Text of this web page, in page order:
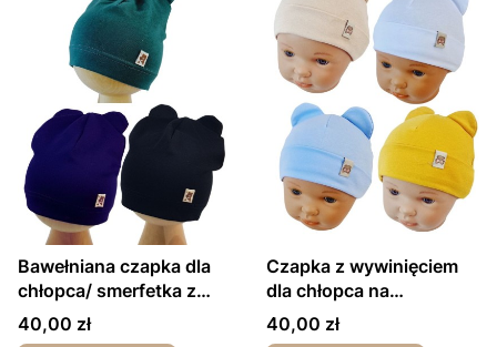
Bawełniana czapka dla
chłopca/ smerfetka z
uszkami
Cena
40,00 zł
Czapka z wywinięciem
dla chłopca na
wiosnę/jesień naszywka
Cena
40,00 zł